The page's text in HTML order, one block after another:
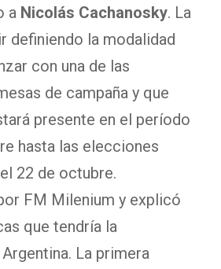
a Nicolás Cachanosky. La
definiendo la modalidad
con una de las
de campaña y que
presente en el período
hasta las elecciones
22 de octubre.
FM Milenium y explicó
que tendría la
La primera